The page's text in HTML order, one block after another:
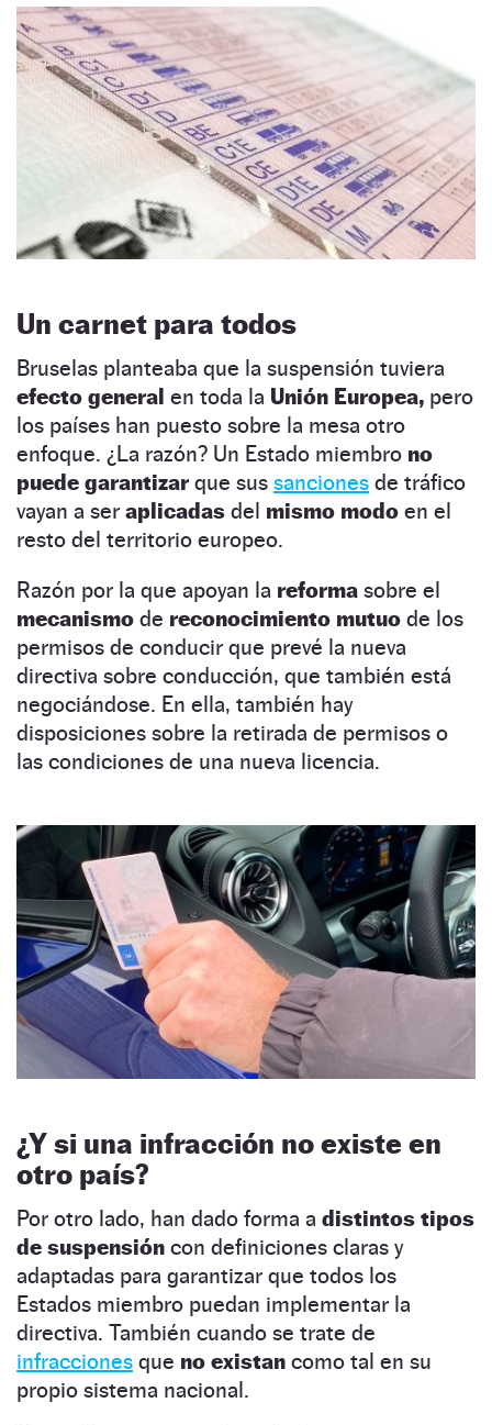
Un carnet para todos
Bruselas planteaba que la suspensión tuviera
efecto general en toda la Unión Europea, pero
los países han puesto sobre la mesa otro
enfoque. ¿La razón? Un Estado miembro no
puede garantizarque sus sanciones de tráfico
vayan a ser aplicadas del mismo modo en el
resto del territorio europeo.
Razón por la que apoyan la reforma sobre el
mecanismo de reconocimiento mutuo de los
permisos de conducir que prevé la nueva
directiva sobre conducción, que también está
negociándose. En ella, también hay
disposiciones sobre la retirada de permisos o
las condiciones de una nueva licencia.
¿Y si una infracción no existe en
otro país?
Por otro lado, han dado forma a distintos tipos
de suspensión con definiciones claras y
adaptadas para garantizar que todos los
Estados miembro puedan implementar la
directiva. También cuando se trate de
infracciones que no existan como tal en su
propio sistema nacional.